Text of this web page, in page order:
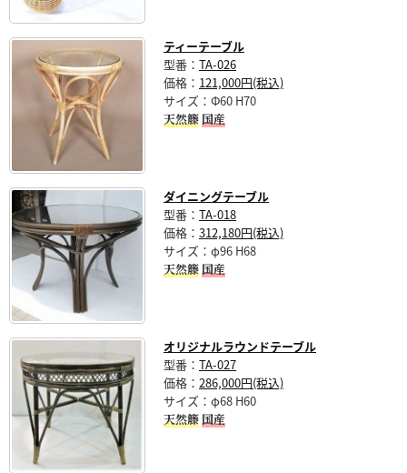
ティーテーブル
型番： TA-026
価格： 121,000円(税込)
サイズ：Φ60 H70
天然籐国産
ダイニングテーブル
型番： TA-018
価格： 312,180円(税込)
サイズ：φ96 H68
天然籐国産
オリジナルラウンドテーブル
型番： TA-027
価格： 286,000円(税込)
サイズ：φ68 H60
天然籐国産